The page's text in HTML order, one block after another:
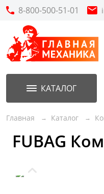
8-800-500-51-01
КАТАЛОГ
Главная Каталог
FUBAG